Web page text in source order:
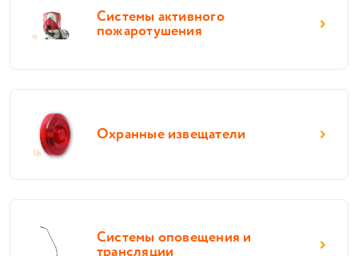
Системы активного
пожаротушения
Охранные извещатели
Системы оповещения и